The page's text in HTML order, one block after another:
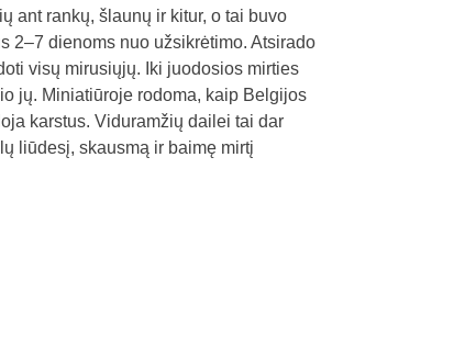
ant rankų, šlaunų ir kitur, o tai buvo
2–7 dienoms nuo užsikrėtimo. Atsirado
visų mirusiųjų. Iki juodosios mirties
jų. Miniatiūroje rodoma, kaip Belgijos
karstus. Viduramžių dailei tai dar
liūdesį, skausmą ir baimę mirtį